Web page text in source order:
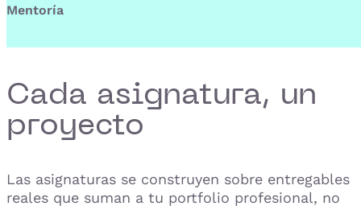
Mentoría
Cada asignatura, un
proyecto
Las asignaturas se construyen sobre entregables
reales que suman a tu portfolio profesional, no